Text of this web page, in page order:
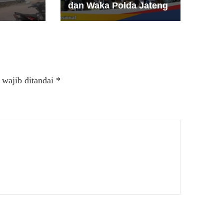
dan Waka Polda Jateng
wajib ditandai *